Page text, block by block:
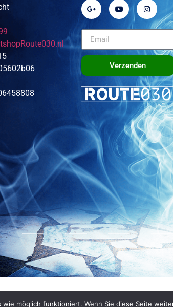
Verzenden
möglich funktioniert. Wenn Sie diese Seite